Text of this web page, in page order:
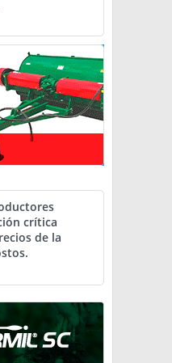
crítica
de la